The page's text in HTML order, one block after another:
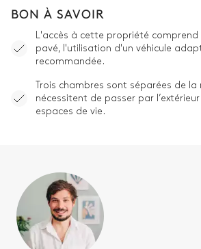
BON À SAVOIR
L'accès à cette propriété
pavé, l'utilisation d'un véhicule
recommandée.
Trois chambres sont séparées de
nécessitent de passer par
espaces de vie.